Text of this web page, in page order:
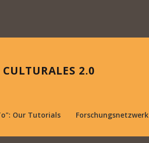
CULTURALES 2.0
Our Tutorials Forschungsnetzwerk